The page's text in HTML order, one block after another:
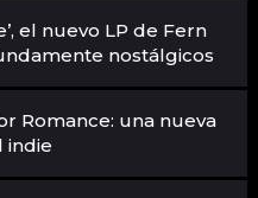
el nuevo LP de Fern
nostálgicos
Romance: una nueva
indie